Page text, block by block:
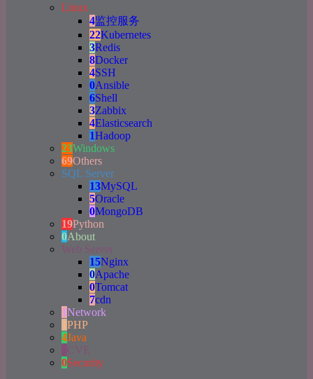
Linux
4监控服务
22Kubernetes
3Redis
8Docker
4SSH
0Ansible
6Shell
3Zabbix
4Elasticsearch
1Hadoop
23Windows
69Others
SQL Server
13MySQL
5Oracle
0MongoDB
19Python
0About
Web Server
15Nginx
0Apache
0Tomcat
7cdn
1Network
1PHP
4Java
CVE
0Security